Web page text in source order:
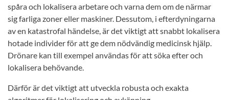
spåra och lokalisera arbetare och varna dem om de närmar
sig farliga zoner eller maskiner. Dessutom, i efterdyningarna
av en katastrofal händelse, är det viktigt att snabbt lokalisera
hotade individer för att ge dem nödvändig medicinsk hjälp.
Drönare kan till exempel användas för att söka efter och
lokalisera behövande.
Därför är det viktigt att utveckla robusta och exakta